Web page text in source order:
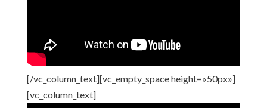
[/vc_column_text][vc_empty_space height=»50px»]
[vc_column_text]